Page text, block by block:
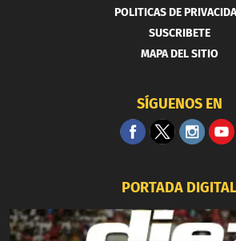
POLITICAS DE
SUSCRIBETE
MAPA DEL SITIO
SÍGUENOS EN
PORTADA DIGITAL